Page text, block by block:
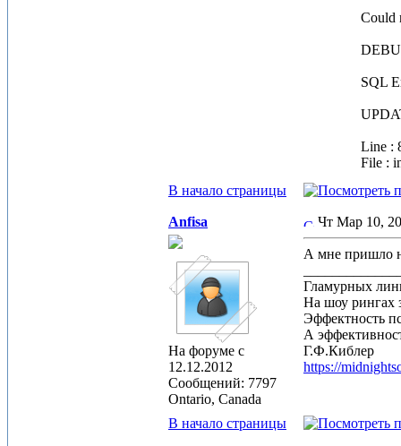
Could
SQL
Line :
File :
В начало страницы
Anfisa
На форуме с
12.12.2012
Сообщений: 7797
Ontario, Canada
Чт Мар 10,
А мне пришло
Гламурных
На шоу рингах
Эффектность
А
Г.Ф.Киблер
https://
В начало страницы